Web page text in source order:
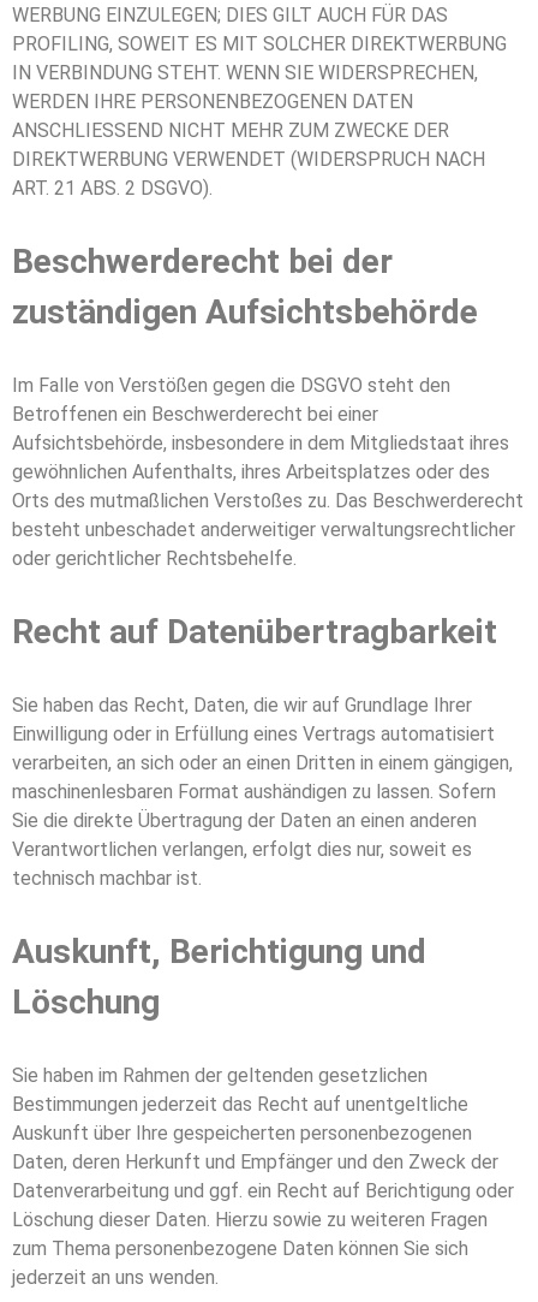
WERBUNG EINZULEGEN; DIES GILT AUCH FÜR DAS
PROFILING, SOWEIT ES MIT SOLCHER DIREKTWERBUNG
IN VERBINDUNG STEHT. WENN SIE WIDERSPRECHEN,
WERDEN IHRE PERSONENBEZOGENEN DATEN
ANSCHLIESSEND NICHT MEHR ZUM ZWECKE DER
DIREKTWERBUNG VERWENDET (WIDERSPRUCH NACH
ART. 21 ABS. 2 DSGVO).
Beschwerde­recht bei der
zuständigen Aufsichts­behörde
Im Falle von Verstößen gegen die DSGVO steht den
Betroffenen ein Beschwerderecht bei einer
Aufsichtsbehörde, insbesondere in dem Mitgliedstaat ihres
gewöhnlichen Aufenthalts, ihres Arbeitsplatzes oder des
Orts des mutmaßlichen Verstoßes zu. Das Beschwerderecht
besteht unbeschadet anderweitiger verwaltungsrechtlicher
oder gerichtlicher Rechtsbehelfe.
Recht auf Daten­übertrag­barkeit
Sie haben das Recht, Daten, die wir auf Grundlage Ihrer
Einwilligung oder in Erfüllung eines Vertrags automatisiert
verarbeiten, an sich oder an einen Dritten in einem gängigen,
maschinenlesbaren Format aushändigen zu lassen. Sofern
Sie die direkte Übertragung der Daten an einen anderen
Verantwortlichen verlangen, erfolgt dies nur, soweit es
technisch machbar ist.
Auskunft, Berichtigung und
Löschung
Sie haben im Rahmen der geltenden gesetzlichen
Bestimmungen jederzeit das Recht auf unentgeltliche
Auskunft über Ihre gespeicherten personenbezogenen
Daten, deren Herkunft und Empfänger und den Zweck der
Datenverarbeitung und ggf. ein Recht auf Berichtigung oder
Löschung dieser Daten. Hierzu sowie zu weiteren Fragen
zum Thema personenbezogene Daten können Sie sich
jederzeit an uns wenden.